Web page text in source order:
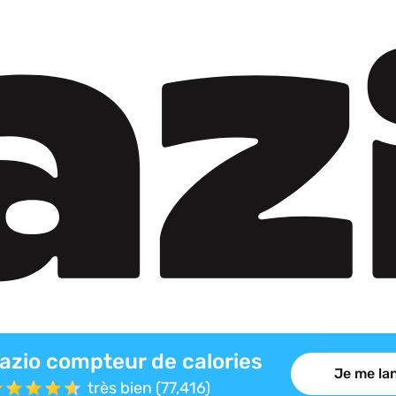
compteur de calories
très bien (77,416)
Je me